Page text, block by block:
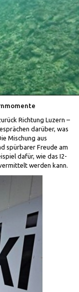
Richtung Luzern –
darüber, was
Mischung aus
spürbarer Freude am
dafür, wie das I2-
werden kann.